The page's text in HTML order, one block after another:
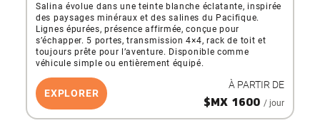
Salina évolue dans une teinte blanche éclatante, inspirée
des paysages minéraux et des salines du Pacifique.
Lignes épurées, présence affirmée, conçue pour
s’échapper. 5 portes, transmission 4×4, rack de toit et
toujours prête pour l’aventure. Disponible comme
véhicule simple ou entièrement équipé.
EXPLORER
À PARTIR DE
$MX 1600 / jour